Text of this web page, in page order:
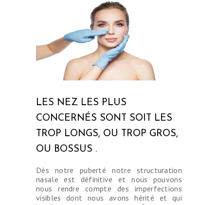
LES NEZ LES PLUS
CONCERNÉS SONT SOIT LES
TROP LONGS, OU TROP GROS,
OU BOSSUS .
Dès notre puberté notre structuration
nasale est définitive et nous pouvons
nous rendre compte des imperfections
visibles dont nous avons hérité et qui